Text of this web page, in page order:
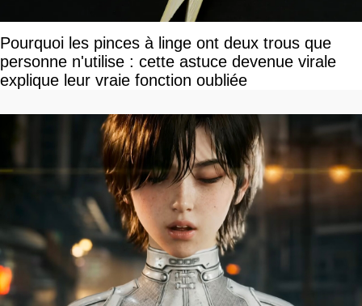
Pourquoi les pinces à linge ont deux trous que
personne n'utilise : cette astuce devenue virale
explique leur vraie fonction oubliée